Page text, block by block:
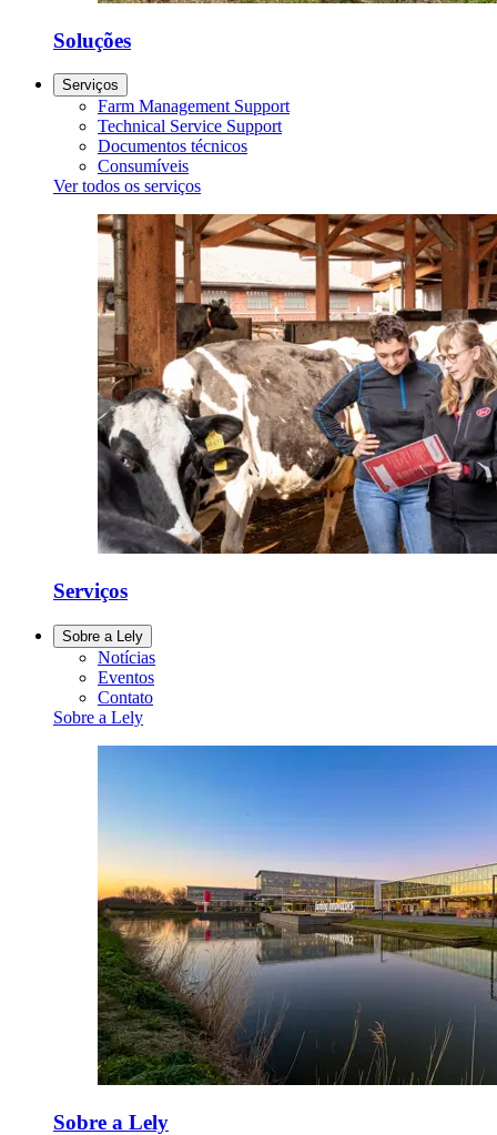
Soluções
Serviços
Farm Management Support
Technical Service Support
Documentos técnicos
Consumíveis
Ver todos os serviços
Serviços
Sobre a Lely
Notícias
Eventos
Contato
Sobre a Lely
Sobre a Lely